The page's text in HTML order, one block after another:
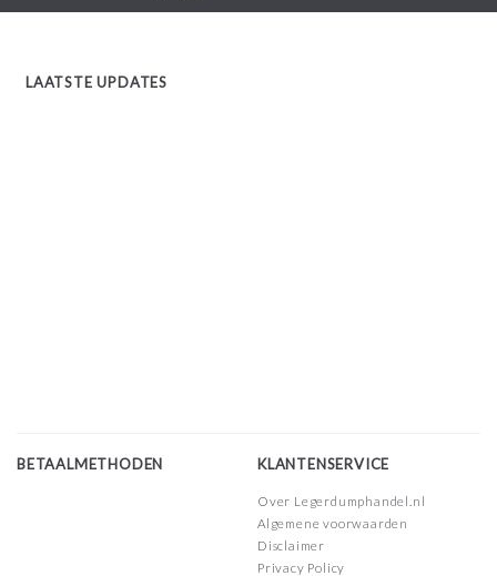
LAATSTE UPDATES
BETAALMETHODEN KLANTENSERVICE
Over Legerdumphandel.nl
Algemene voorwaarden
Disclaimer
Privacy Policy